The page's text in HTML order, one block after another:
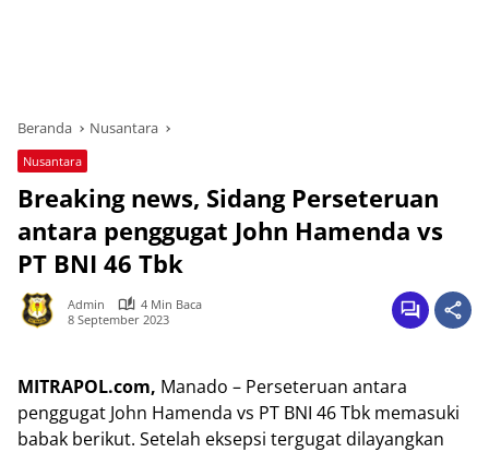
Beranda Nusantara
Nusantara
Breaking news, Sidang Perseteruan
antara penggugat John Hamenda vs
PT BNI 46 Tbk
Admin
4 Min Baca
8 September 2023
MITRAPOL.com, Manado – Perseteruan antara
penggugat John Hamenda vs PT BNI 46 Tbk memasuki
babak berikut. Setelah eksepsi tergugat dilayangkan